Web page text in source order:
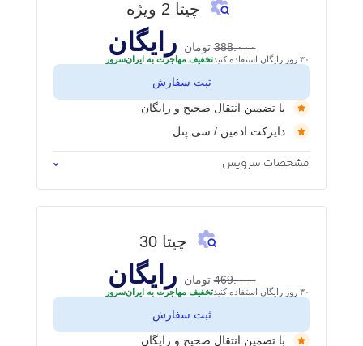
چیتا 2 ویژه
388.۰۰۰تومان رایگان
۳۰ روز رایگان استفاده کنید تخفیف مهاجرت به ایران‌سرور
ثبت سفارش
با تضمین انتقال صحیح و رایگان
دایرکت ادمین / سی‌ پنل
مشخصات سرویس
چیتا 30
469.۰۰۰تومان رایگان
۳۰ روز رایگان استفاده کنید تخفیف مهاجرت به ایران‌سرور
ثبت سفارش
با تضمین انتقال صحیح و رایگان